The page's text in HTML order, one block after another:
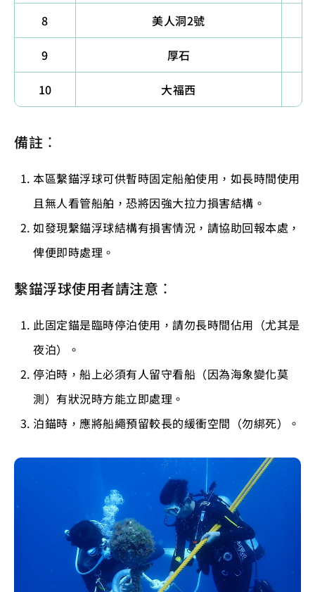
8 美人洞2號
9 厚石
10 大福西
備註：
本區繫錨浮球可供暫時固定船舶使用，如長時間使用
且無人看管船舶，恐將因強大拉力損害結構。
如發現繫錨浮球結構有損害情況，請協助回報本處，
俾便即時處理。
繫錨浮球使用者請注意：
此固定錨是臨時停泊使用，請勿長時間佔用（尤其是
夜泊）。
停泊時，船上必須有人留守看船（因為海象變化莫
測）有狀況時方能立即處理。
泊錨時，應將船繩預留較長的緩衝空間（勿綁死）。